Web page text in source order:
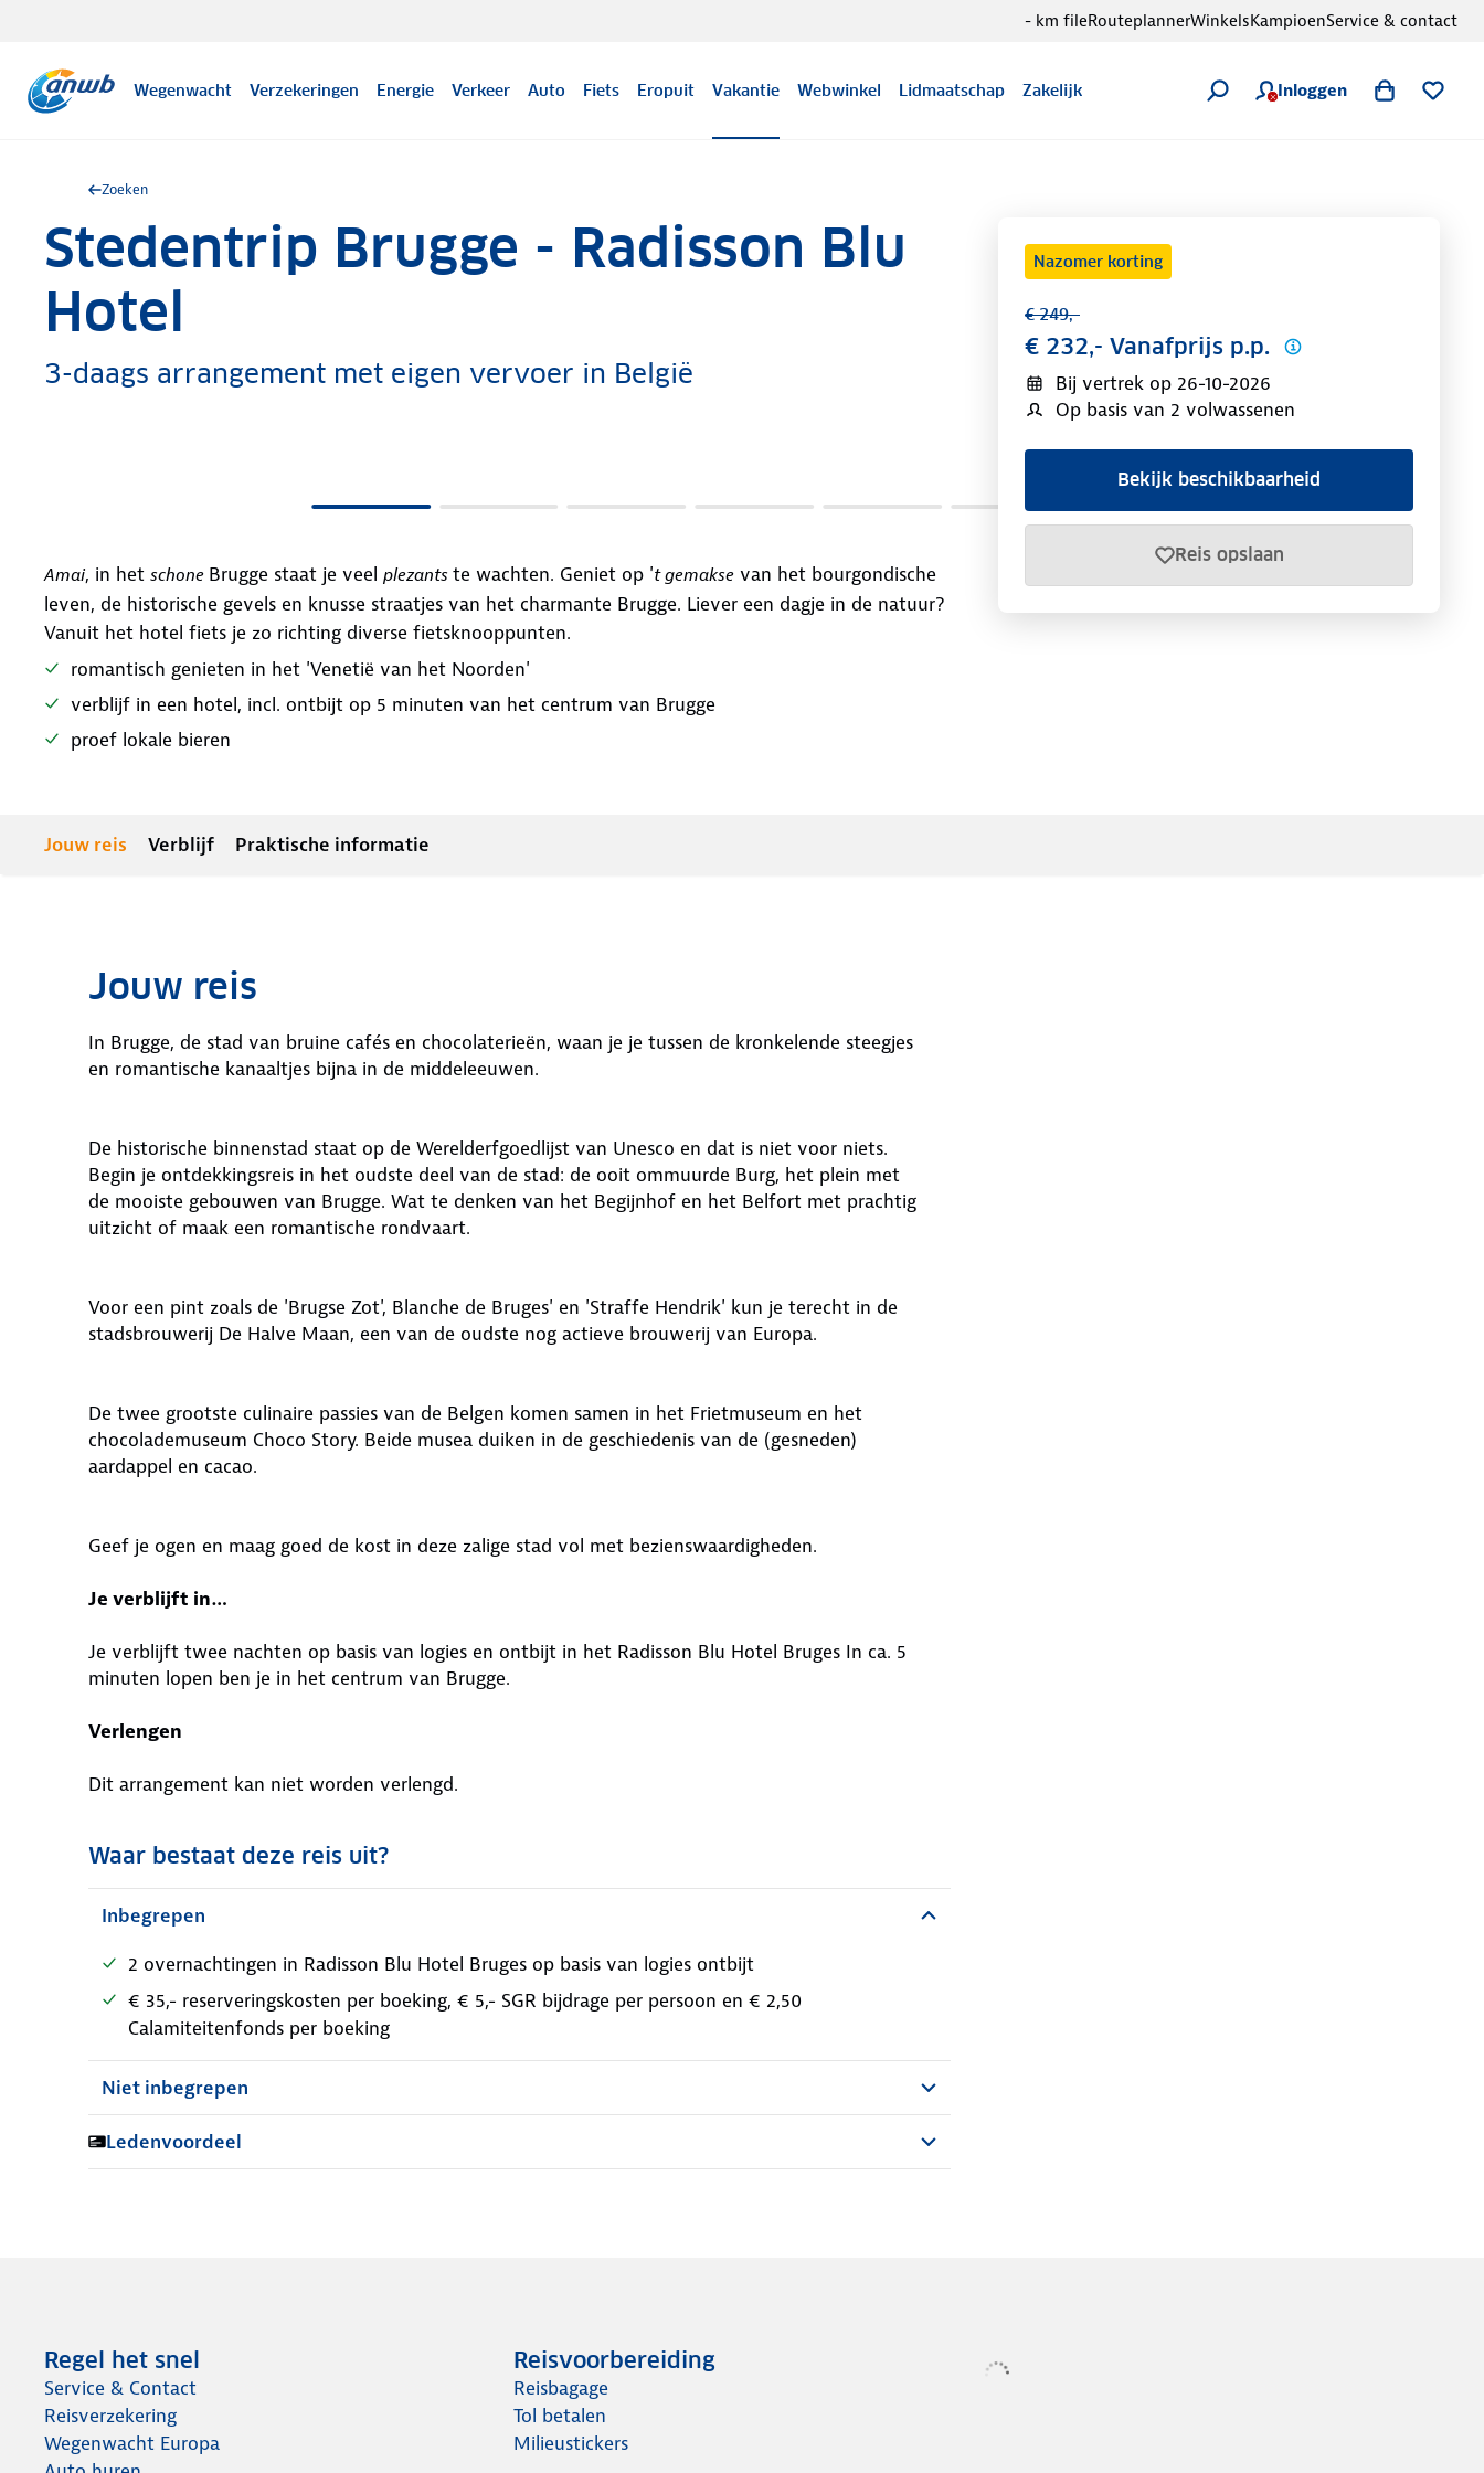
Wegenwacht Verzekeringen Energie Verkeer Auto Fiets Eropuit Vakantie Webwinkel Lidmaatschap Zakelijk Inloggen
- km fileRouteplannerWinkelsKampioenService & contact
Zoeken
.Stedentrip Brugge - Radisson Blu
Hotel
3-daags arrangement met eigen vervoer in België
Nazomer korting
€ 249,-
€ 232,- Vanafprijs p.p.
Bij vertrek op 26-10-2026
Op basis van 2 volwassenen
Bekijk beschikbaarheid
Reis opslaan
Amai, in het schone Brugge staat je veel plezants te wachten. Geniet op 't gemakse van het bourgondische
leven, de historische gevels en knusse straatjes van het charmante Brugge. Liever een dagje in de natuur?
Vanuit het hotel fiets je zo richting diverse fietsknooppunten.
romantisch genieten in het 'Venetië van het Noorden'
verblijf in een hotel, incl. ontbijt op 5 minuten van het centrum van Brugge
proef lokale bieren
Jouw reis Verblijf Praktische informatie
Jouw reis
In Brugge, de stad van bruine cafés en chocolaterieën, waan je je tussen de kronkelende steegjes
en romantische kanaaltjes bijna in de middeleeuwen.
De historische binnenstad staat op de Werelderfgoedlijst van Unesco en dat is niet voor niets.
Begin je ontdekkingsreis in het oudste deel van de stad: de ooit ommuurde Burg, het plein met
de mooiste gebouwen van Brugge. Wat te denken van het Begijnhof en het Belfort met prachtig
uitzicht of maak een romantische rondvaart.
Voor een pint zoals de 'Brugse Zot', Blanche de Bruges' en 'Straffe Hendrik' kun je terecht in de
stadsbrouwerij De Halve Maan, een van de oudste nog actieve brouwerij van Europa.
De twee grootste culinaire passies van de Belgen komen samen in het Frietmuseum en het
chocolademuseum Choco Story. Beide musea duiken in de geschiedenis van de (gesneden)
aardappel en cacao.
Geef je ogen en maag goed de kost in deze zalige stad vol met bezienswaardigheden.
Je verblijft in…
Je verblijft twee nachten op basis van logies en ontbijt in het Radisson Blu Hotel Bruges In ca. 5
minuten lopen ben je in het centrum van Brugge.
Verlengen
Dit arrangement kan niet worden verlengd.
Waar bestaat deze reis uit?
Inbegrepen
2 overnachtingen in Radisson Blu Hotel Bruges op basis van logies ontbijt
€ 35,- reserveringskosten per boeking, € 5,- SGR bijdrage per persoon en € 2,50
Calamiteitenfonds per boeking
Niet inbegrepen
Ledenvoordeel
Regel het snel
Service & Contact
Reisverzekering
Wegenwacht Europa
Reisvoorbereiding
Reisbagage
Tol betalen
Milieustickers